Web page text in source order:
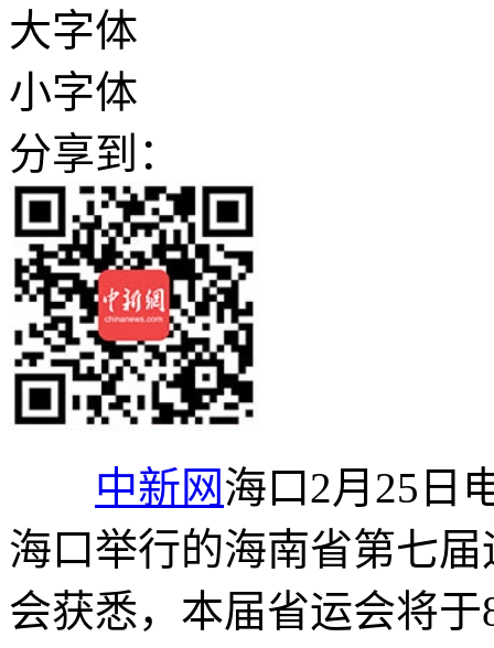
大字体
小字体
分享到：
中新网海口2月25日
海口举行的海南省第七
会获悉，本届省运会将